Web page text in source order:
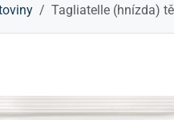
Tagliatelle (hnízda)